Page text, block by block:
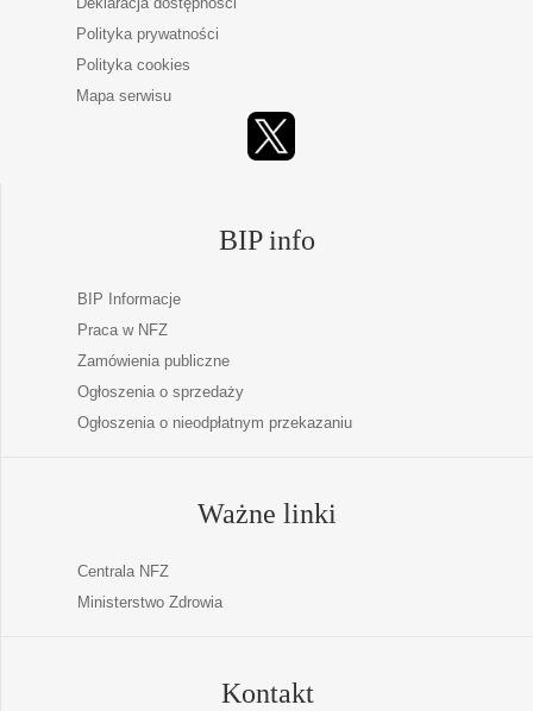
Polityka prywatności
Polityka cookies
Mapa serwisu
BIP info
BIP Informacje
Praca w NFZ
Zamówienia publiczne
Ogłoszenia o sprzedaży
Ogłoszenia o nieodpłatnym przekazaniu
Ważne linki
Centrala NFZ
Ministerstwo Zdrowia
Kontakt